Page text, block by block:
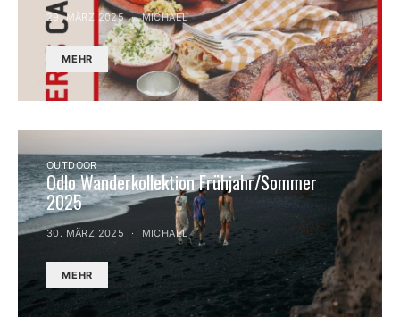
29. MÄRZ 2025 MICHAEL
MEHR
OUTDOOR
Odlo Wanderkollektion Frühjahr/Sommer
2025
30. MÄRZ 2025 MICHAEL
MEHR